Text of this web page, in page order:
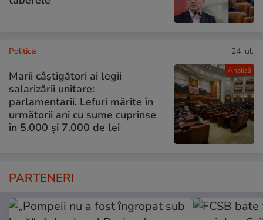
Analiză
Politică 24 iul.
Marii câștigători ai legii
salarizării unitare:
parlamentarii. Lefuri mărite în
următorii ani cu sume cuprinse
în 5.000 și 7.000 de lei
PARTENERI